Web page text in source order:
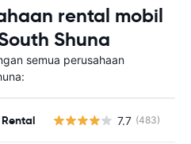
rental mobil
Shuna
semua perusahaan
7.7 (483)